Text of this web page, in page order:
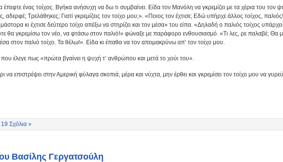
ένας τοίχος. Βγήκα ανήσυχη να δω τι συμβαίνει. Είδα τον Μανόλη να γκρεμίζει με τα χέρια του τον
αδερφέ; Τρελάθηκες; Γιατί γκρεμίζεις τον τοίχο μου;». «Ποιος τον έχτισε; Εδώ υπήρχε άλλος τοίχος,
κι έχτισε δεύτερο τοίχο απέξω να στηρίζει και τον μέσα» του είπα. «Δηλαδή ο παλιός τοίχος
θα γκρεμίσω τον νέο, να φτάσω στον παλιό!» φώναξε με παράφορο ενθουσιασμό. «Τι λες, ρε παλαβέ; Θα
στον παλιό τοίχο. Τα θέλω!». Είδα κι έπαθα να τον απομακρύνω απ’ τον τοίχο μου.
έλεγε πως «πρώτα βγαίνει η ψυχή τ’ ανθρώπου και μετά το χούι του».
επιστρέψει στην Αμερική φύλαγα σκοπιά, μέρα και νύχτα, μην έρθει και γκρεμίσει τον τοίχο μου να
19 Σχόλια »
Βασίλης Γεργατσούλη